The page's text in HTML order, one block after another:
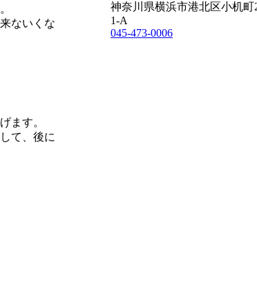
ないくな
ます。
て、後に
神奈川県横浜市港北区小机町
1-A
045-473-0006